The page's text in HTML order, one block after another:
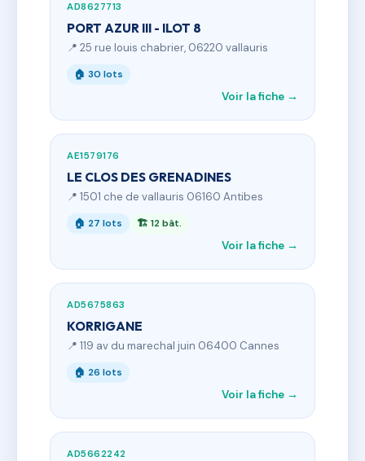
AD8627713
PORT AZUR III - ILOT 8
📍 25 rue louis chabrier, 06220 vallauris
🏠 30 lots
Voir la fiche →
AE1579176
LE CLOS DES GRENADINES
📍 1501 che de vallauris 06160 Antibes
🏠 27 lots 🏗 12 bât.
Voir la fiche →
AD5675863
KORRIGANE
📍 119 av du marechal juin 06400 Cannes
🏠 26 lots
Voir la fiche →
AD5662242